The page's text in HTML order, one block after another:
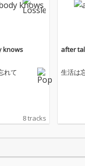
knows
れて
8 tracks
after
生活は